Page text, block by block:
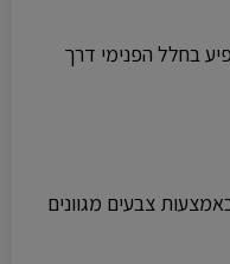
בחלל הפנימי דרך
צבעים מגוונים